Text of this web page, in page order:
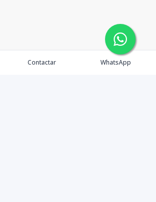
Contactar WhatsApp